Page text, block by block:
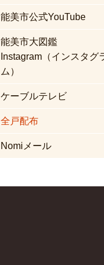
能美市公式YouTube
能美市大図鑑
Instagram（インスタグ
ム）
ケーブルテレビ
全戸配布
Nomiメール